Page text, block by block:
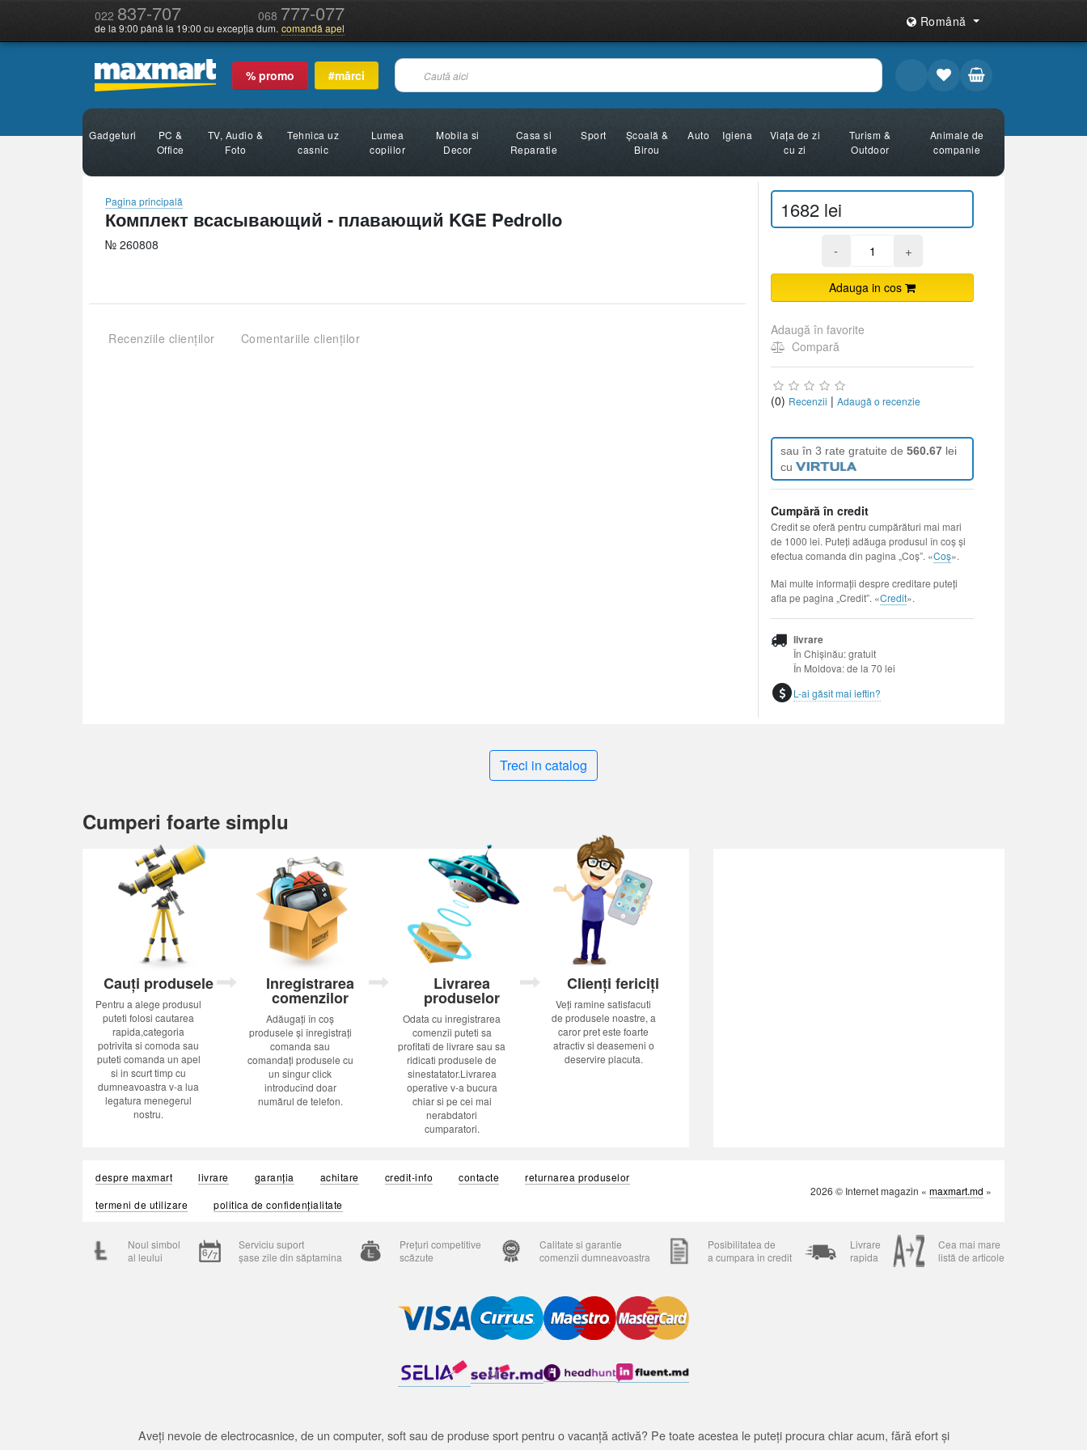
022 837-707 068 777-077
de la 9:00 până la 19:00 cu excepția dum. comandă apel Română
% promo #mărci
Gadgeturi
PC &
Office
TV, Audio &
Foto
Tehnica uz
casnic
Lumea
copiilor
Mobila si
Decor
Casa si
Reparatie
Sport
Şcoală &
Birou
Auto Igiena
Viața de zi
cu zi
Turism &
Outdoor
Animale de
companie
Pagina principală
Комплект всасывающий - плавающий KGE Pedrollo
№ 260808
Recenziile clienților Comentariile clienților
1682 lei
- +
Adauga in cos
Adaugă în favorite
Compară
(0) Recenzii | Adaugă o recenzie
sau în 3 rate gratuite de 560.67 lei
cu
Cumpără în credit
Credit se oferă pentru cumpărături mai mari
de 1000 lei. Puteți adăuga produsul în coș și
efectua comanda din pagina „Coș”. «Coș».
Mai multe informații despre creditare puteți
afla pe pagina „Credit”. «Credit».
livrare
În Chișinău: gratuit
În Moldova: de la 70 lei
L-ai găsit mai ieftin?
Treci in catalog
Cumperi foarte simplu
Cauți produsele
Pentru a alege produsul
puteti folosi cautarea
rapida,categoria
potrivita si comoda sau
puteti comanda un apel
si in scurt timp cu
dumneavoastra v-a lua
legatura menegerul
nostru.
Inregistrarea
comenzilor
Adăugați în coș
produsele și înregistrați
comanda sau
comandați produsele cu
un singur click
introducînd doar
numărul de telefon.
Livrarea
produselor
Odata cu inregistrarea
comenzii puteti sa
profitati de livrare sau sa
ridicati produsele de
sinestatator.Livrarea
operative v-a bucura
chiar si pe cei mai
nerabdatori
cumparatori.
Clienți fericiți
Veți ramine satisfacuti
de produsele noastre, a
caror pret este foarte
atractiv si deasemeni o
deservire placuta.
despre maxmart livrare garanția achitare credit-info contacte
returnarea produselor
termeni de utilizare
politica de confidențialitate
2026 © Internet magazin « maxmart.md »
Noul simbol
al leului
Serviciu suport
șase zile din săptamina
Prețuri competitive
scăzute
Calitate si garantie
comenzii dumneavoastra
Posibilitatea de
a cumpara in credit
Livrare
rapida
Cea mai mare
listă de articole
Aveți nevoie de electrocasnice, de un computer, soft sau de produse sport pentru o vacanță activă? Pe toate acestea le puteți procura chiar acum, fără efort și